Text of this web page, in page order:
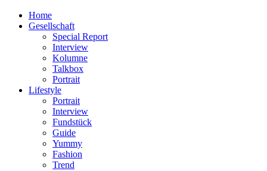
Home
Gesellschaft
Special Report
Interview
Kolumne
Talkbox
Portrait
Lifestyle
Portrait
Interview
Fundstück
Guide
Yummy
Fashion
Trend